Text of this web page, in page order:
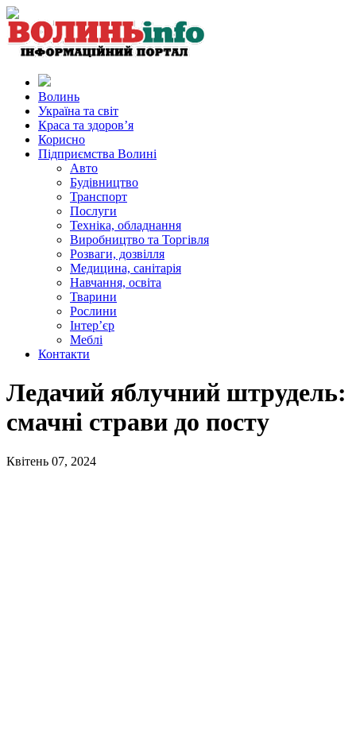
Волинь
Україна та світ
Краса та здоров’я
Корисно
Підприємства Волині
Авто
Будівництво
Транспорт
Послуги
Техніка, обладнання
Виробництво та Торгівля
Розваги, дозвілля
Медицина, санітарія
Навчання, освіта
Тварини
Рослини
Інтер’єр
Меблі
Контакти
Ледачий яблучний штрудель:
смачні страви до посту
Квітень 07, 2024